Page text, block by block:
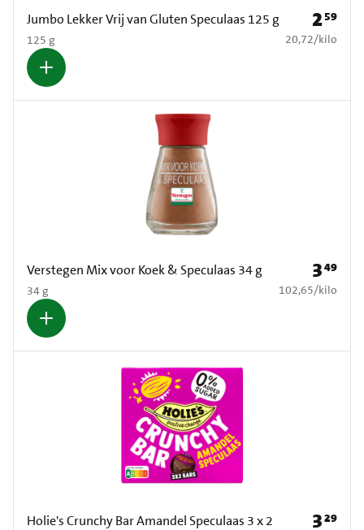
Jumbo Lekker Vrij van Gluten Speculaas 125 g
125 g
Prijs: €
259
€ 20,72 per kilo
20,72/kilo
Verstegen Mix voor Koek & Speculaas 34 g
34 g
Prijs: €
349
€ 102,65 per kilo
102,65/kilo
Holie's Crunchy Bar Amandel Speculaas 3 x 2
Prijs: €
329